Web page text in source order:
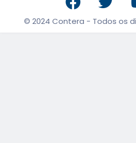
© 2024 Contera - Todos os